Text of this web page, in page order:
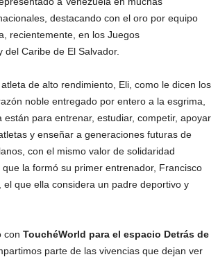
destacando con el oro por equipo
recientemente, en los Juegos
del Caribe de El Salvador.
de alto rendimiento, Eli, como le dicen los
noble entregado por entero a la esgrima,
están para entrenar, estudiar, competir, apoyar
y enseñar a generaciones futuras de
con el mismo valor de solidaridad
la formó su primer entrenador, Francisco
el que ella considera un padre deportivo y
con TouchéWorld para el espacio Detrás de
parte de las vivencias que dejan ver